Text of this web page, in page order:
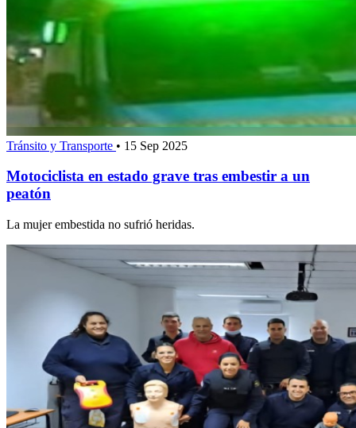
Tránsito y Transporte • 15 Sep 2025
Motociclista en estado grave tras embestir a un
peatón
La mujer embestida no sufrió heridas.